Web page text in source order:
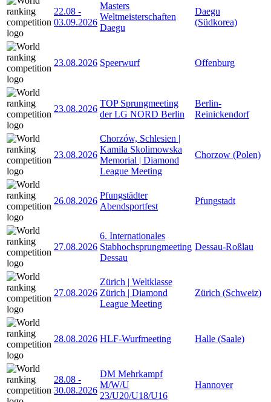
22.08 -
03.09.2026
Masters
Weltmeisterschaften
Daegu
Daegu
(Südkorea)
23.08.2026 Speerwurf Offenburg
23.08.2026
TOP Sprungmeeting
der LG NORD Berlin
Berlin-
Reinickendorf
23.08.2026
Chorzów, Schlesien |
Kamila Skolimowska
Memorial | Diamond
League Meeting
Chorzow (Polen)
26.08.2026
Pfungstädter
Abendsportfest
Pfungstadt
27.08.2026
6. Internationales
Stabhochsprungmeeting
Dessau
Dessau-Roßlau
27.08.2026
Zürich | Weltklasse
Zürich | Diamond
League Meeting
Zürich (Schweiz)
28.08.2026 HLF-Wurfmeeting Halle (Saale)
28.08 -
30.08.2026
DM Mehrkampf
M/W/U
23/U20/U18/U16
Hannover